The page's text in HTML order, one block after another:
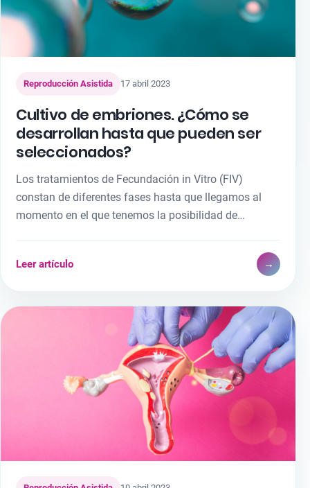
Reproducción Asistida 17 abril 2023
Cultivo de embriones. ¿Cómo se
desarrollan hasta que pueden ser
seleccionados?
Los tratamientos de Fecundación in Vitro (FIV)
constan de diferentes fases hasta que llegamos al
momento en el que tenemos la posibilidad de…
Leer artículo →